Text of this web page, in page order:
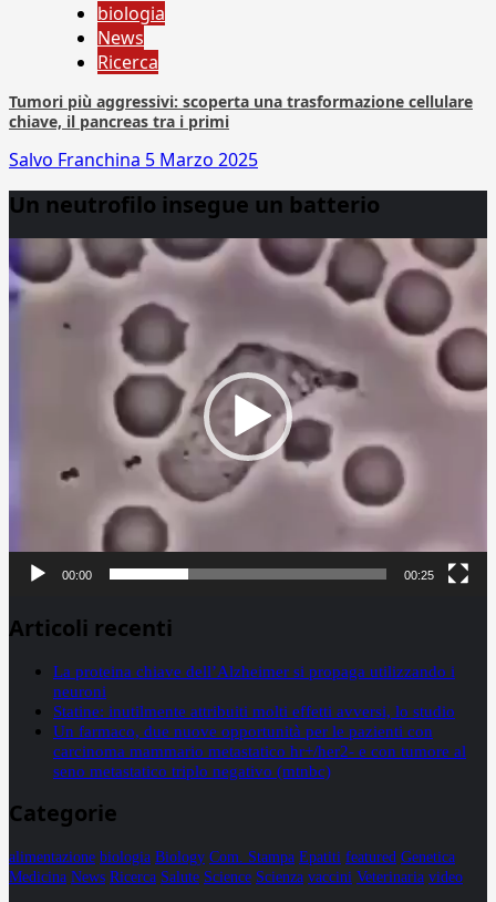
biologia
News
Ricerca
Tumori più aggressivi: scoperta una trasformazione cellulare
chiave, il pancreas tra i primi
Salvo Franchina 5 Marzo 2025
Un neutrofilo insegue un batterio
Player
00:00 00:25
Articoli recenti
La proteina chiave dell’Alzheimer si propaga utilizzando i
neuroni
Statine: inutilmente attribuiti molti effetti avversi, lo studio
Un farmaco, due nuove opportunità per le pazienti con
carcinoma mammario metastatico hr+/her2- e con tumore al
seno metastatico triplo negativo (mtnbc)
Categorie
alimentazione biologia Biology Com. Stampa Epatiti featured Genetica
Medicina News Ricerca Salute Science Scienza vaccini Veterinaria video